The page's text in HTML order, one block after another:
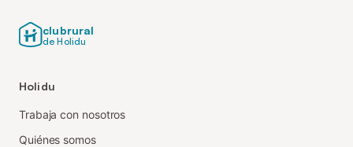
clubrural
de Holidu
Holidu
Trabaja con nosotros
Quiénes somos